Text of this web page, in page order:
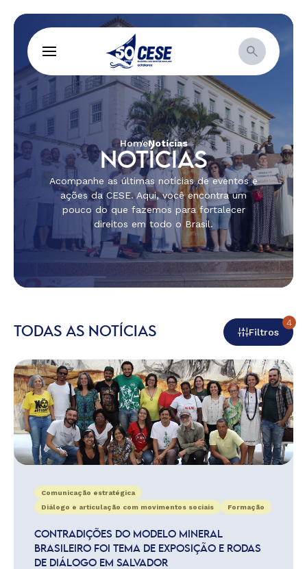
HomeNotícias
NOTÍCIAS
Acompanhe as últimas notícias de eventos e
ações da CESE. Aqui, você encontra um
pouco do que fazemos para fortalecer
direitos em todo o Brasil.
TODAS AS NOTÍCIAS Filtros
4
Comunicação estratégica
Diálogo e articulação com movimentos sociais
Formação
CONTRADIÇÕES DO MODELO MINERAL
BRASILEIRO FOI TEMA DE EXPOSIÇÃO E RODAS
DE DIÁLOGO EM SALVADOR